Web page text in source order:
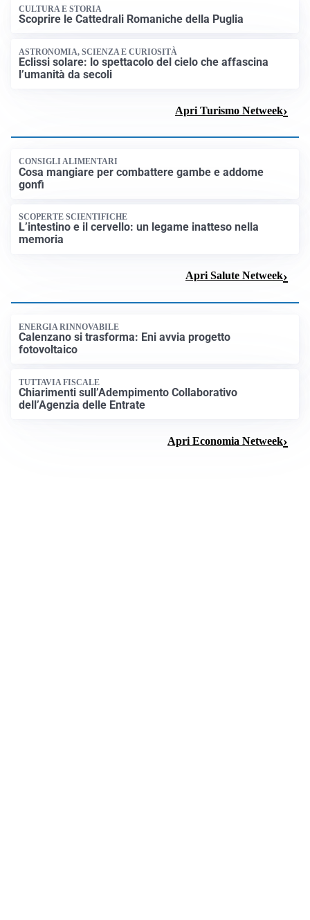
CULTURA E STORIA
Scoprire le Cattedrali Romaniche della Puglia
ASTRONOMIA, SCIENZA E CURIOSITÀ
Eclissi solare: lo spettacolo del cielo che affascina
l’umanità da secoli
Apri Turismo Netweek
CONSIGLI ALIMENTARI
Cosa mangiare per combattere gambe e addome
gonfi
SCOPERTE SCIENTIFICHE
L’intestino e il cervello: un legame inatteso nella
memoria
Apri Salute Netweek
ENERGIA RINNOVABILE
Calenzano si trasforma: Eni avvia progetto
fotovoltaico
TUTTAVIA FISCALE
Chiarimenti sull’Adempimento Collaborativo
dell’Agenzia delle Entrate
Apri Economia Netweek